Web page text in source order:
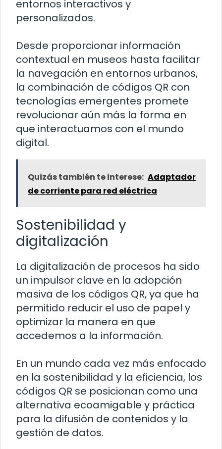
entornos interactivos y
personalizados.
Desde proporcionar información
contextual en museos hasta facilitar
la navegación en entornos urbanos,
la combinación de códigos QR con
tecnologías emergentes promete
revolucionar aún más la forma en
que interactuamos con el mundo
digital.
Quizás también te interese: Adaptador
de corriente para red eléctrica
Sostenibilidad y
digitalización
La digitalización de procesos ha sido
un impulsor clave en la adopción
masiva de los códigos QR, ya que ha
permitido reducir el uso de papel y
optimizar la manera en que
accedemos a la información.
En un mundo cada vez más enfocado
en la sostenibilidad y la eficiencia, los
códigos QR se posicionan como una
alternativa ecoamigable y práctica
para la difusión de contenidos y la
gestión de datos.